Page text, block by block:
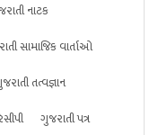
નાટક
સામાજિક વાર્તાઓ
તત્વજ્ઞાન
ગુજરાતી પત્ર